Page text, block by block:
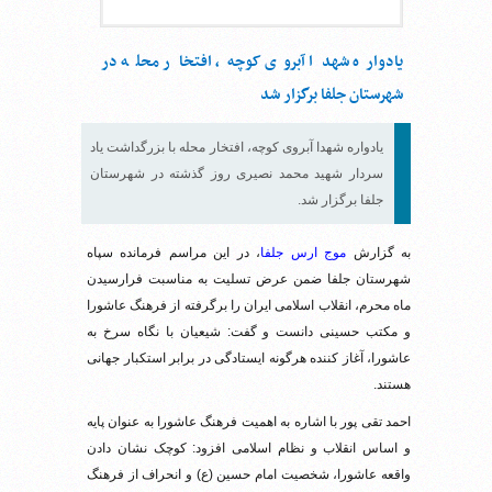
یادواره شهدا آبروی کوچه، افتخار محله در
شهرستان جلفا برگزار شد
یادواره شهدا آبروی کوچه، افتخار محله با بزرگداشت یاد
سردار شهید محمد نصیری روز گذشته در شهرستان
جلفا برگزار شد.
به گزارش موج ارس جلفا، در این مراسم فرمانده سپاه
شهرستان جلفا ضمن عرض تسلیت به مناسبت فرارسیدن
ماه محرم، انقلاب اسلامی ایران را برگرفته از فرهنگ عاشورا
و مکتب حسینی دانست و گفت: شیعیان با نگاه سرخ به
عاشورا، آغاز کننده هرگونه ایستادگی در برابر استکبار جهانی
هستند.
احمد تقی پور با اشاره به اهمیت فرهنگ عاشورا به عنوان پایه
و اساس انقلاب و نظام اسلامی افزود: کوچک نشان دادن
واقعه عاشورا، شخصیت امام حسین (ع) و انحراف از فرهنگ